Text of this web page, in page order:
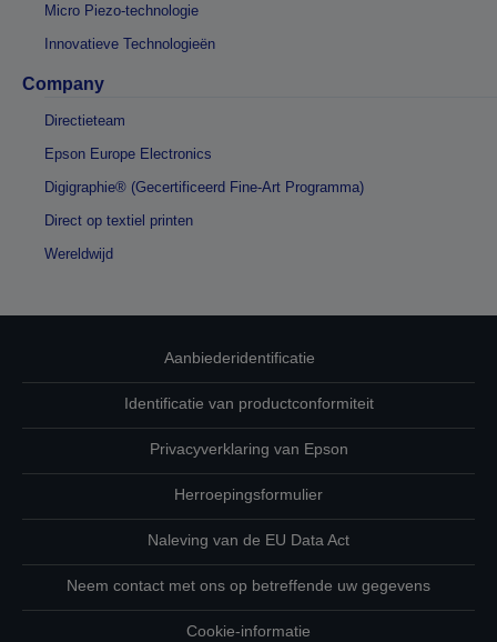
Micro Piezo-technologie
Innovatieve Technologieën
Company
Directieteam
Epson Europe Electronics
Digigraphie® (Gecertificeerd Fine-Art Programma)
Direct op textiel printen
Wereldwijd
Aanbiederidentificatie
Identificatie van productconformiteit
Privacyverklaring van Epson
Herroepingsformulier
Naleving van de EU Data Act
Neem contact met ons op betreffende uw gegevens
Cookie-informatie